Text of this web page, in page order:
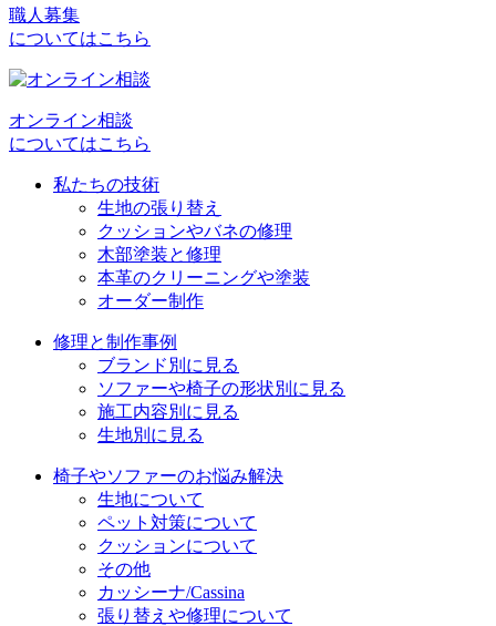
職人募集
についてはこちら
オンライン相談
についてはこちら
私たちの技術
生地の張り替え
クッションやバネの修理
木部塗装と修理
本革のクリーニングや塗装
オーダー制作
修理と制作事例
ブランド別に見る
ソファーや椅子の形状別に見る
施工内容別に見る
生地別に見る
椅子やソファーのお悩み解決
生地について
ペット対策について
クッションについて
その他
カッシーナ/Cassina
張り替えや修理について